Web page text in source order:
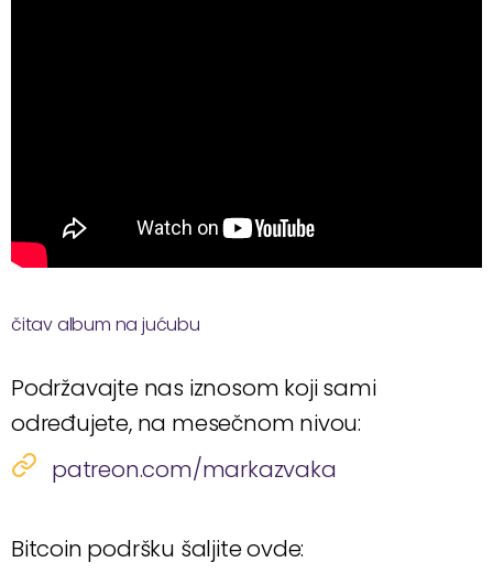
čitav album na jućubu
Podržavajte nas iznosom koji sami
određujete, na mesečnom nivou:
patreon.com/markazvaka
Bitcoin podršku šaljite ovde: